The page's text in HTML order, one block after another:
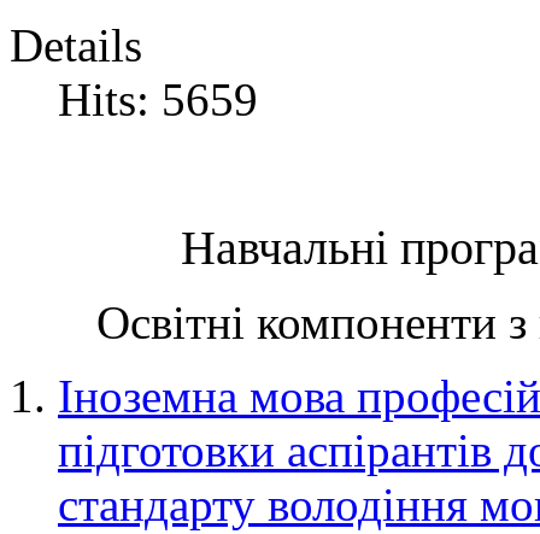
Details
Hits: 5659
Навчальні
Освітні компоненти з
Іноземна мова
підготовки аспірантів
стандарту володіння